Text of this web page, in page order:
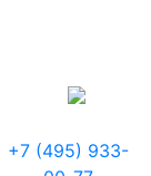
+7 (495) 933-